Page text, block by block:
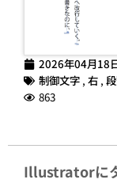
2026年04月18
制御文字 , 右 ,
863
Illustratorに